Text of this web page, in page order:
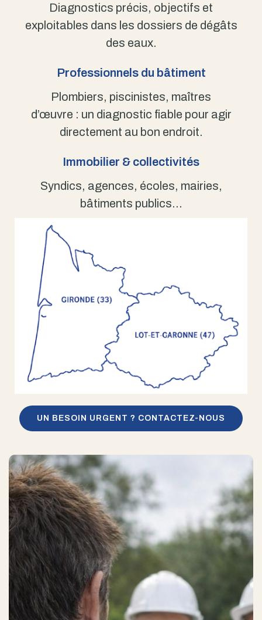
Diagnostics précis, objectifs et
exploitables dans les dossiers de dégâts
des eaux.
Professionnels du bâtiment
Plombiers, piscinistes, maîtres
d’œuvre : un diagnostic fiable pour agir
directement au bon endroit.
Immobilier & collectivités
Syndics, agences, écoles, mairies,
bâtiments publics…
UN BESOIN URGENT ? CONTACTEZ-NOUS